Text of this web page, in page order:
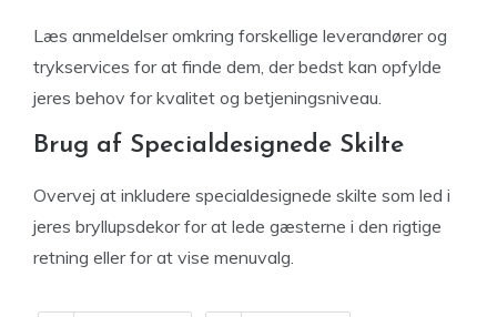
Læs anmeldelser omkring forskellige leverandører og
trykservices for at finde dem, der bedst kan opfylde
jeres behov for kvalitet og betjeningsniveau.
Brug af Specialdesignede Skilte
Overvej at inkludere specialdesignede skilte som led i
jeres bryllupsdekor for at lede gæsterne i den rigtige
retning eller for at vise menuvalg.